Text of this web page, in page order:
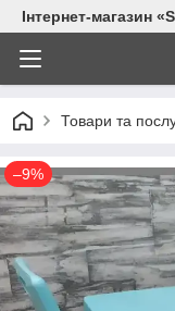
Інтернет-магазин
Товари та
–9%